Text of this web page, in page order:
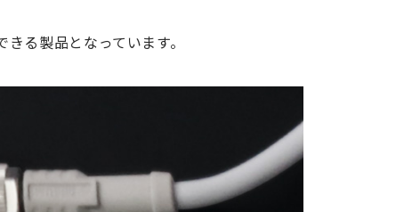
る製品となっています。